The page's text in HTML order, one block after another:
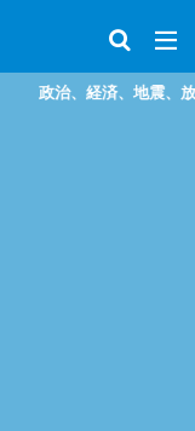
震、放射能、災害などを